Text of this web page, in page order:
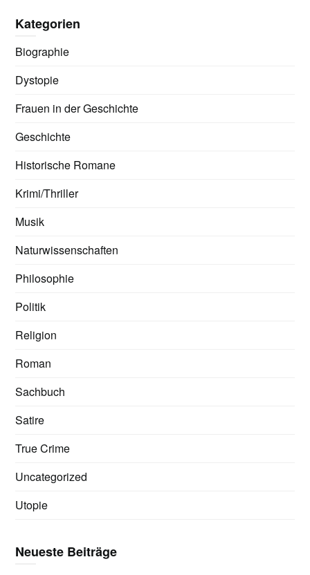
Kategorien
Biographie
Dystopie
Frauen in der Geschichte
Geschichte
Historische Romane
Krimi/Thriller
Musik
Naturwissenschaften
Philosophie
Politik
Religion
Roman
Sachbuch
Satire
True Crime
Uncategorized
Utopie
Neueste Beiträge